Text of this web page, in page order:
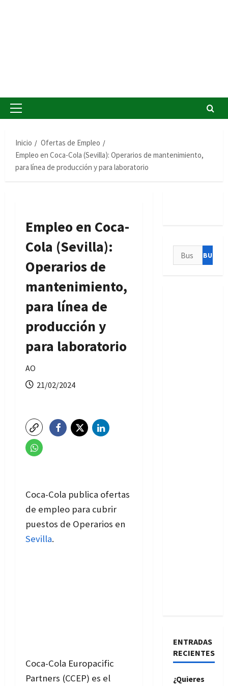
Menú
Inicio
Ofertas de Empleo
Empleo en Coca-Cola (Sevilla): Operarios de mantenimiento,
para línea de producción y para laboratorio
Empleo en Coca-
Cola (Sevilla):
Operarios de
mantenimiento,
para línea de
producción y
para laboratorio
AO
21/02/2024
Coca-Cola publica ofertas
de empleo para cubrir
puestos de Operarios en
Sevilla.
Coca-Cola Europacific
Partners (CCEP) es el
Buscar:
ENTRADAS
RECIENTES
¿Quieres